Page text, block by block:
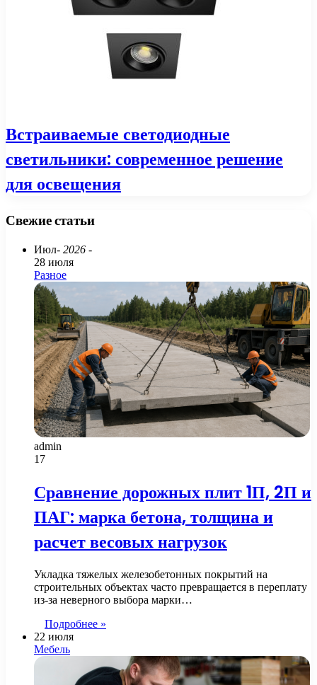
Встраиваемые светодиодные
светильники: современное решение
для освещения
Свежие статьи
Июл- 2026 -
28 июля
Разное
admin
17
Сравнение дорожных плит 1П, 2П и
ПАГ: марка бетона, толщина и
расчет весовых нагрузок
Укладка тяжелых железобетонных покрытий на
строительных объектах часто превращается в переплату
из-за неверного выбора марки…
Подробнее »
22 июля
Мебель